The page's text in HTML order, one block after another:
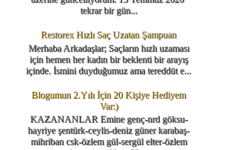
tekrar bir gün...
Restorex Hızlı Saç Uzatan Şampuan
Merhaba Arkadaşlar; Saçların hızlı uzaması
için hemen her kadın bir beklenti bir arayış
içinde. İsmini duyduğumuz ama tereddüt e...
Blogumun 2.Yılı İçin 20 Kişiye Hediyem
Var:)
KAZANANLAR Emine genç-nrd göksu-
hayriye şentürk-ceylis-deniz güner karabaş-
mihriban csk-özlem gül-sergül elter-özlem